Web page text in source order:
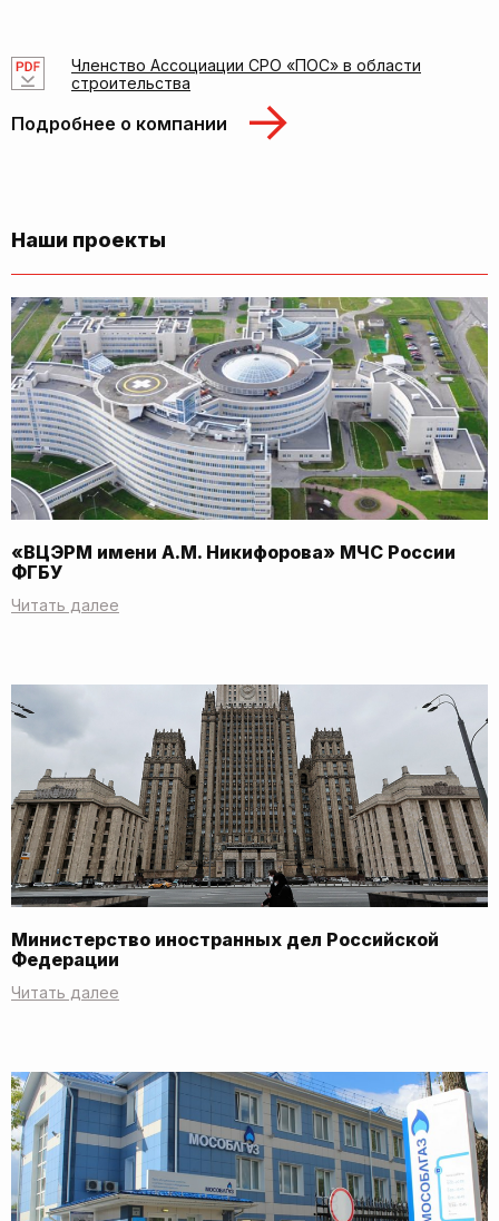
Членство Ассоциации СРО «ПОС» в области
строительства
Подробнее о компании
Наши проекты
«ВЦЭРМ имени А.М. Никифорова» МЧС России
ФГБУ
Читать далее
Министерство иностранных дел Российской
Федерации
Читать далее